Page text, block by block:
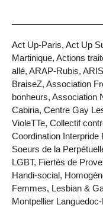
Act Up-Paris, Act Up
Martinique, Actions
allé, ARAP-Rubis,
BraiseZ, Association
bonheurs, Association
Cabiria, Centre Gay
VioleTTe, Collectif
Coordination
Soeurs de la
LGBT, Fiertés de
Handi-social,
Femmes, Lesbian &
Montpellier